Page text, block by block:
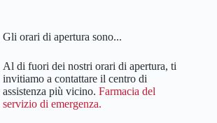
Gli orari di apertura sono...
Al di fuori dei nostri orari di apertura, ti
invitiamo a contattare il centro di
assistenza più vicino. Farmacia del
servizio di emergenza.